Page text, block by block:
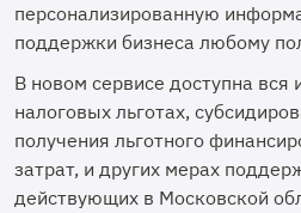
персонализированную
поддержки бизнеса любому
В новом сервисе доступна
налоговых льготах,
получения льготного
затрат, и других мерах
действующих в Московской